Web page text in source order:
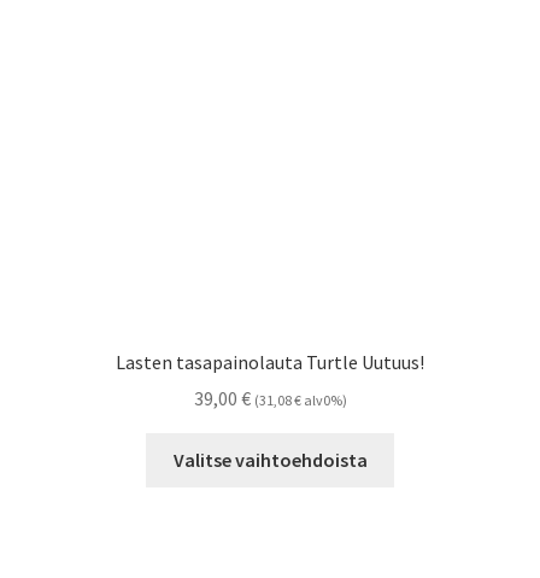
Lasten tasapainolauta Turtle Uutuus!
39,00 € (31,08€alv0%)
Valitse vaihtoehdoista